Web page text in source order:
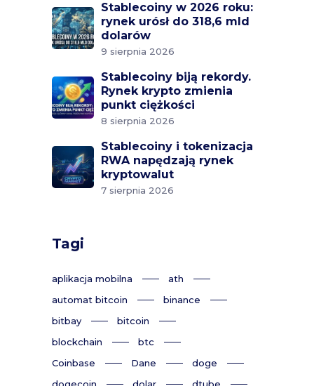
Stablecoiny w 2026 roku:
rynek urósł do 318,6 mld
dolarów
9 sierpnia 2026
Stablecoiny biją rekordy.
Rynek krypto zmienia
punkt ciężkości
8 sierpnia 2026
Stablecoiny i tokenizacja
RWA napędzają rynek
kryptowalut
7 sierpnia 2026
Tagi
aplikacja mobilna
ath
automat bitcoin
binance
bitbay
bitcoin
blockchain
btc
Coinbase
Dane
doge